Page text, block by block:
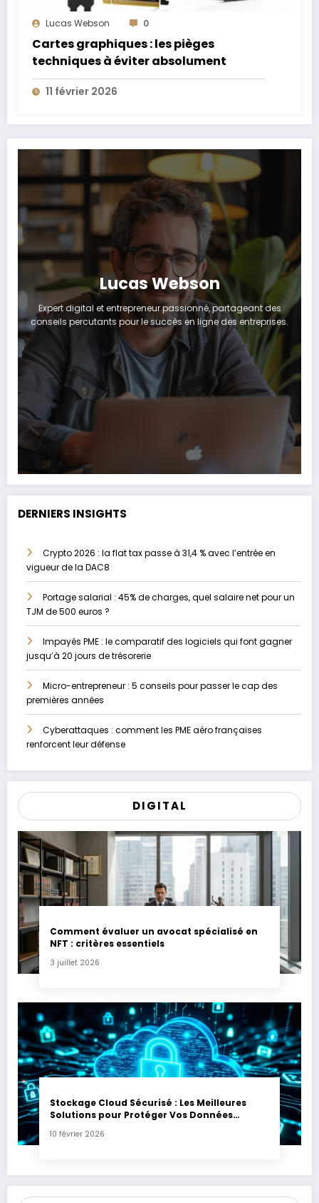
Lucas Webson 0
Cartes graphiques : les pièges
techniques à éviter absolument
11 février 2026
Lucas Webson
Expert digital et entrepreneur passionné, partageant des
conseils percutants pour le succès en ligne des entreprises.
DERNIERS INSIGHTS
Crypto 2026 : la flat tax passe à 31,4 % avec l’entrée en
vigueur de la DAC8
Portage salarial : 45% de charges, quel salaire net pour un
TJM de 500 euros ?
Impayés PME : le comparatif des logiciels qui font gagner
jusqu’à 20 jours de trésorerie
Micro-entrepreneur : 5 conseils pour passer le cap des
premières années
Cyberattaques : comment les PME aéro françaises
renforcent leur défense
DIGITAL
Comment évaluer un avocat spécialisé en
NFT : critères essentiels
3 juillet 2026
Stockage Cloud Sécurisé : Les Meilleures
Solutions pour Protéger Vos Données
10 février 2026